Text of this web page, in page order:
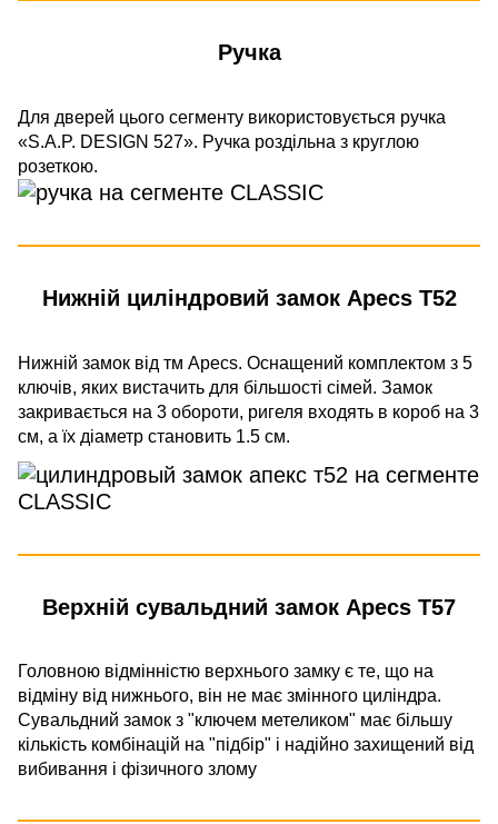
Ручка
Для дверей цього сегменту використовується ручка
«S.A.P. DESIGN 527». Ручка роздільна з круглою
розеткою.
Нижній циліндровий замок Apecs T52
Нижній замок від тм Apecs. Оснащений комплектом з 5
ключів, яких вистачить для більшості сімей. Замок
закривається на 3 обороти, ригеля входять в короб на 3
см, а їх діаметр становить 1.5 см.
Верхній сувальдний замок Apecs T57
Головною відмінністю верхнього замку є те, що на
відміну від нижнього, він не має змінного циліндра.
Сувальдний замок з "ключем метеликом" має більшу
кількість комбінацій на "підбір" і надійно захищений від
вибивання і фізичного злому